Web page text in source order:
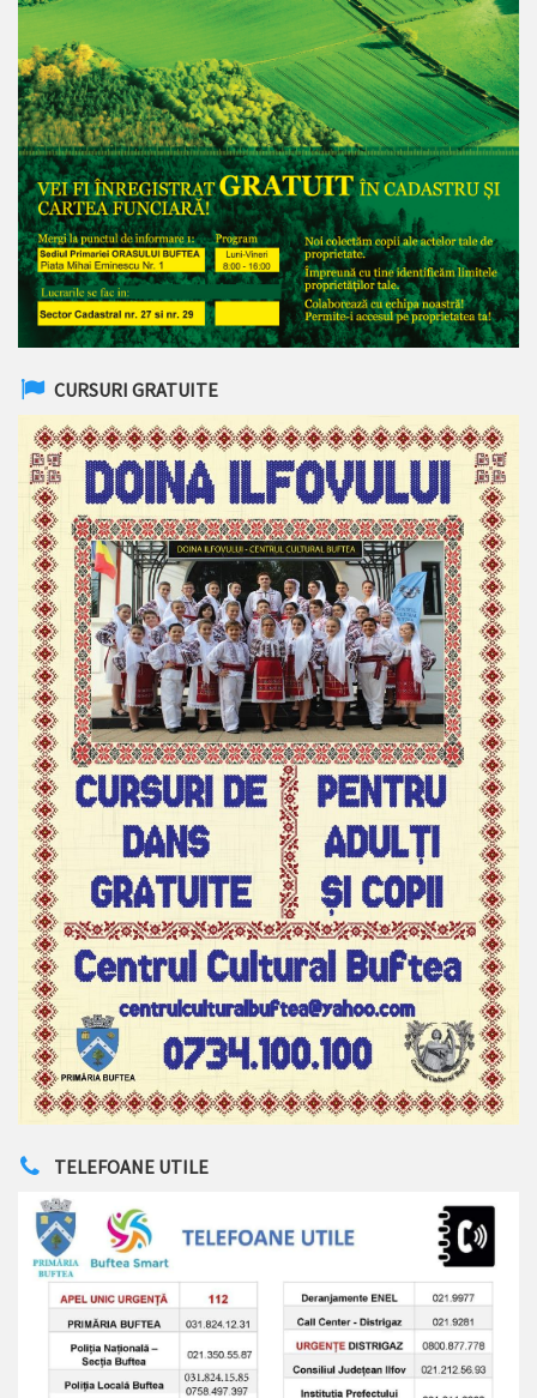
CURSURI GRATUITE
TELEFOANE UTILE